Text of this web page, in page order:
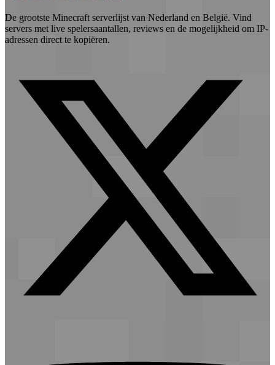
De grootste Minecraft serverlijst van Nederland en België. Vind
servers met live spelersaantallen, reviews en de mogelijkheid om IP-
adressen direct te kopiëren.